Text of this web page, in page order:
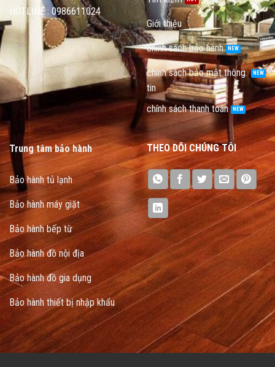
HOTLINE : 0986611024
Giới thiệu
chính sách bảo hành
chính sách bảo mật thông
tin
chính sách thanh toán
Trung tâm bảo hành
Bảo hành tủ lạnh
Bảo hành máy giặt
Bảo hành bếp từ
Bảo hành đồ nội địa
Bảo hành đồ gia dụng
Bảo hành thiết bị nhập khẩu
THEO DÕI CHÚNG TÔI